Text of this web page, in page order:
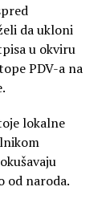
da ukloni
u okviru
PDV-a na
lokalne
od naroda.